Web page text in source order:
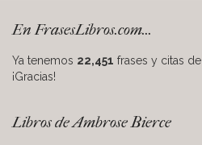
En FrasesLibros.com...
Ya tenemos 22,451 frases y citas de
¡Gracias!
Libros de Ambrose Bierce